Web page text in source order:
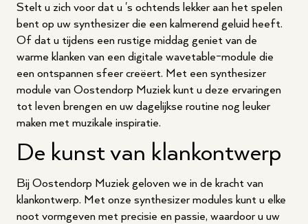
Stelt u zich voor dat u 's ochtends lekker aan het spelen
bent op uw synthesizer die een kalmerend geluid heeft.
Of dat u tijdens een rustige middag geniet van de
warme klanken van een digitale wavetable-module die
een ontspannen sfeer creëert. Met een synthesizer
module van Oostendorp Muziek kunt u deze ervaringen
tot leven brengen en uw dagelijkse routine nog leuker
maken met muzikale inspiratie.
De kunst van klankontwerp
Bij Oostendorp Muziek geloven we in de kracht van
klankontwerp. Met onze synthesizer modules kunt u elke
noot vormgeven met precisie en passie, waardoor u uw